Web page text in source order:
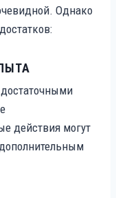
Однако
действия могут